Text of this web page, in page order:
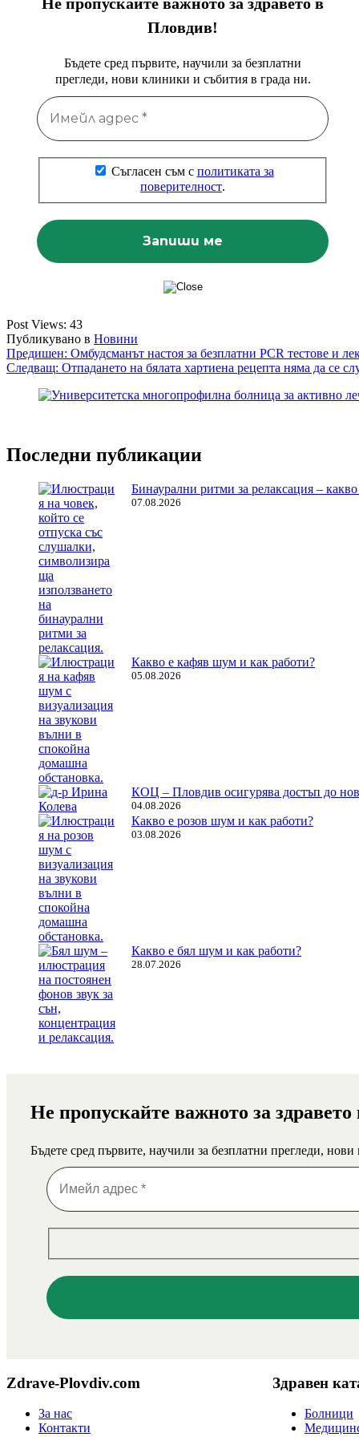
Пловдив!
Бъдете сред първите, научили за безплатни
прегледи, нови клиники и събития в града ни.
Съгласен съм с политиката за
поверителност.
Post Views: 43
Публикувано в Новини
Навигация
Предишен: Омбудсманът настоя за безплатни PCR тестове и
Следващ: Отпадането на бялата хартиена рецепта няма да се
Последни публикации
Бинаурални ритми за релаксация –
07.08.2026
Какво е кафяв шум и как работи?
05.08.2026
КОЦ – Пловдив осигурява достъп до
04.08.2026
Какво е розов шум и как работи?
03.08.2026
Какво е бял шум и как работи?
28.07.2026
Не пропускайте важното за
Бъдете сред първите, научили за безплатни прегледи,
Zdrave-Plovdiv.com
За нас
Контакти
Здравен
Болници